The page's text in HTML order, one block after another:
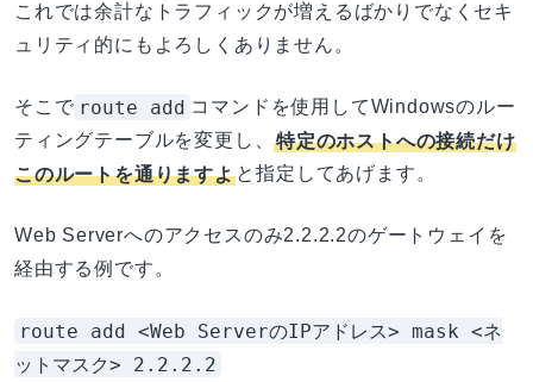
これでは余計なトラフィックが増えるばかりでなくセキ
ュリティ的にもよろしくありません。
そこで route add コマンドを使用してWindowsのルー
ティングテーブルを変更し、特定のホストへの接続だけ
このルートを通りますよと指定してあげます。
Web Serverへのアクセスのみ2.2.2.2のゲートウェイを
経由する例です。
route add <Web ServerのIPアドレス> mask <ネ
ットマスク> 2.2.2.2